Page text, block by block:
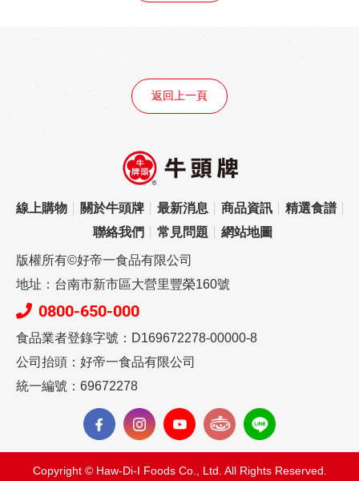
返回上一頁
線上購物 關於牛頭牌 最新消息 商品資訊
精選食譜
聯絡我們
常見問題 網站地圖
版權所有©好帝一食品有限公司
地址：台南市新市區大營里豐榮160號
0800-650-000
食品業者登錄字號：D169672278-00000-8
公司抬頭：好帝一食品有限公司
統一編號：69672278
Copyright © Haw-Di-I Foods Co., Ltd. All Rights Reserved.